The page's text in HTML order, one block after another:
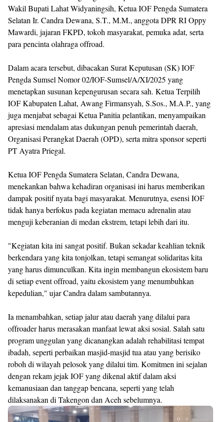
Wakil Bupati Lahat Widyaningsih, Ketua IOF Pengda Sumatera
Selatan Ir. Candra Dewana, S.T., M.M., anggota DPR RI Oppy
Mawardi, jajaran FKPD, tokoh masyarakat, pemuka adat, serta
para pencinta olahraga offroad.
Dalam acara tersebut, dibacakan Surat Keputusan (SK) IOF
Pengda Sumsel Nomor 02/IOF-Sumsel/A/XI/2025 yang
menetapkan susunan kepengurusan secara sah. Ketua Terpilih
IOF Kabupaten Lahat, Awang Firmansyah, S.Sos., M.A.P., yang
juga menjabat sebagai Ketua Panitia pelantikan, menyampaikan
apresiasi mendalam atas dukungan penuh pemerintah daerah,
Organisasi Perangkat Daerah (OPD), serta mitra sponsor seperti
PT Ayatra Priegal.
Ketua IOF Pengda Sumatera Selatan, Candra Dewana,
menekankan bahwa kehadiran organisasi ini harus memberikan
dampak positif nyata bagi masyarakat. Menurutnya, esensi IOF
tidak hanya berfokus pada kegiatan memacu adrenalin atau
menguji keberanian di medan ekstrem, tetapi lebih dari itu.
"Kegiatan kita ini sangat positif. Bukan sekadar keahlian teknik
berkendara yang kita tonjolkan, tetapi semangat solidaritas kita
yang harus dimunculkan. Kita ingin membangun ekosistem baru
di setiap event offroad, yaitu ekosistem yang menumbuhkan
kepedulian," ujar Candra dalam sambutannya.
Ia menambahkan, setiap jalur atau daerah yang dilalui para
offroader harus merasakan manfaat lewat aksi sosial. Salah satu
program unggulan yang dicanangkan adalah rehabilitasi tempat
ibadah, seperti perbaikan masjid-masjid tua atau yang berisiko
roboh di wilayah pelosok yang dilalui tim. Komitmen ini sejalan
dengan rekam jejak IOF yang dikenal aktif dalam aksi
kemanusiaan dan tanggap bencana, seperti yang telah
dilaksanakan di Takengon dan Aceh sebelumnya.